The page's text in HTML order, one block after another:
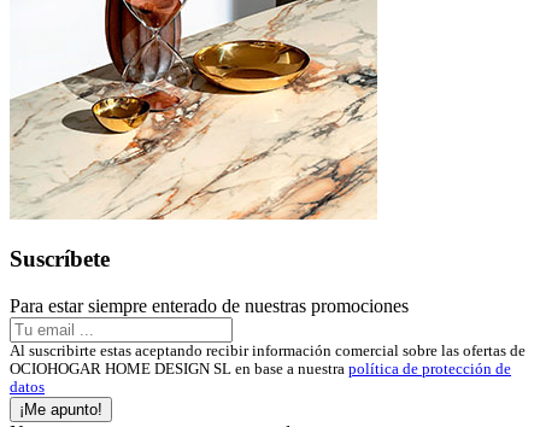
Suscríbete
Para estar siempre enterado de nuestras promociones
Al suscribirte estas aceptando recibir información comercial sobre las ofertas de
OCIOHOGAR HOME DESIGN SL en base a nuestra política de protección de
datos
¡Me apunto!